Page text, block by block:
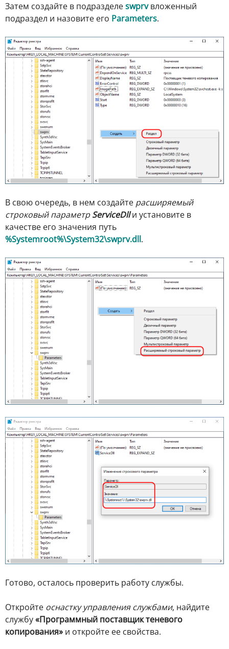
Затем создайте в подразделеswprvвложенный
подраздел и назовите его Parameters.
В свою очередь, в нем создайте расширяемый
строковый параметрServiceDllи установите в
качестве его значения путь
%Systemroot%\System32\swprv.dll.
Готово, осталось проверить работу службы.
Откройте оснастку управления службами, найдите
службу«Программный поставщик теневого
копирования» и откройте ее свойства.